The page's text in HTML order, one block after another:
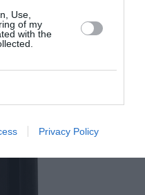
Use,
of my
with the
Privacy Policy
02 Wilful Red, YSL